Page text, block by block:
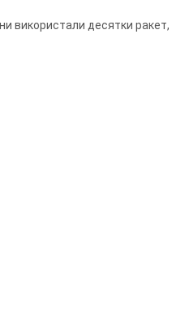
використали десятки ракет,